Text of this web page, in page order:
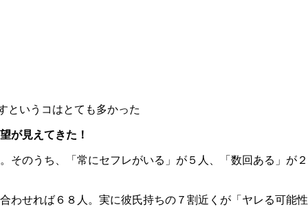
というコはとても多かった
が見えてきた！
そのうち、「常にセフレがいる」が５人、「数回ある」が２
せれば６８人。実に彼氏持ちの７割近くが「ヤレる可能性